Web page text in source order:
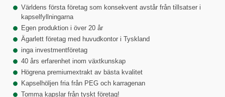
Världens första företag som konsekvent avstår från tillsatser i
kapselfyllningarna
Egen produktion i över 20 år
Ägarlett företag med huvudkontor i Tyskland
inga investmentföretag
40 års erfarenhet inom växtkunskap
Högrena premiumextrakt av bästa kvalitet
Kapselhöljen fria från PEG och karragenan
Tomma kapslar från tyskt företag!